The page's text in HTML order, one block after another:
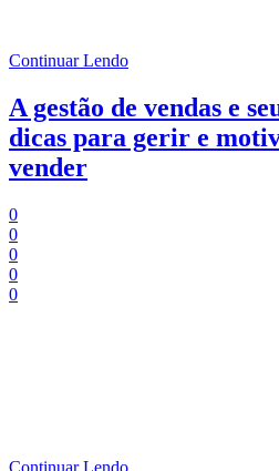
Continuar Lendo
A gestão de vendas e
dicas para gerir e
vender
0
0
0
0
0